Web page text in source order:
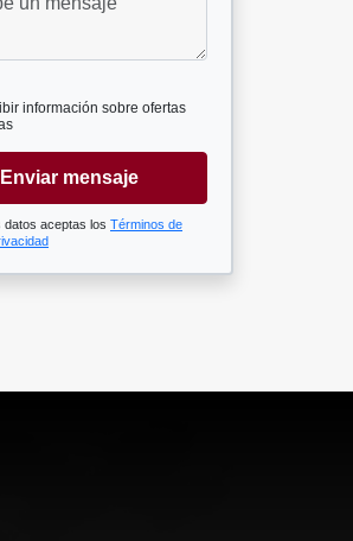
información sobre ofertas
Enviar mensaje
datos aceptas los Términos de